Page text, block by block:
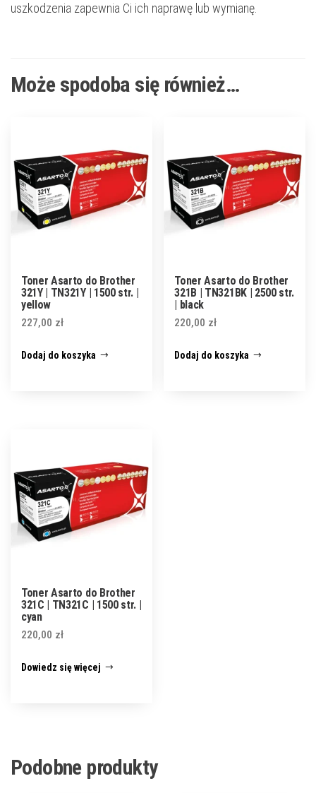
uszkodzenia zapewnia Ci ich naprawę lub wymianę.
Może spodoba się również…
Toner Asarto do Brother
321Y | TN321Y | 1500 str. |
yellow
227,00 zł
Dodaj do koszyka
Toner Asarto do Brother
321B | TN321BK | 2500 str.
| black
220,00 zł
Dodaj do koszyka
Toner Asarto do Brother
321C | TN321C | 1500 str. |
cyan
220,00 zł
Dowiedz się więcej
Podobne produkty